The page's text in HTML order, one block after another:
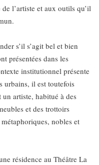
l’artiste et aux outils qu’il
s’il s’agit bel et bien
présentées dans les
institutionnel présente
urbains, il est toutefois
un artiste, habitué à des
et des trottoirs
nobles et
résidence au Théâtre La